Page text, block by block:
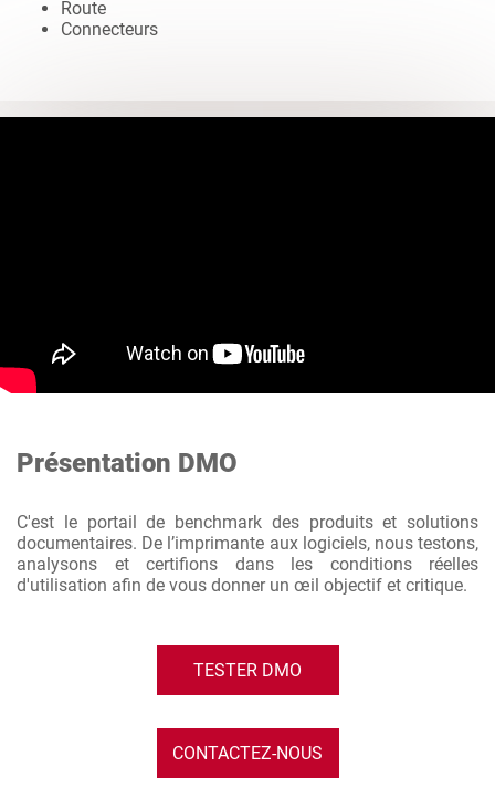
Route
Connecteurs
Présentation DMO
C'est le portail de benchmark des produits et solutions
documentaires. De l’imprimante aux logiciels, nous testons,
analysons et certifions dans les conditions réelles
d'utilisation afin de vous donner un œil objectif et critique.
TESTER DMO
CONTACTEZ-NOUS